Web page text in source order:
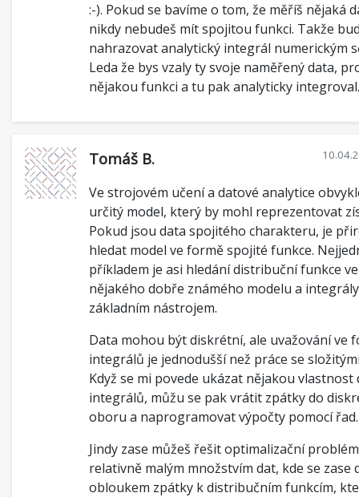
:-). Pokud se bavíme o tom, že měříš nějaká
nikdy nebudeš mít spojitou funkci. Takže
nahrazovat analytický integrál numerickým
Leda že bys vzaly ty svoje naměřený data,
nějakou funkci a tu pak analyticky integroval.
Tomáš B.
Ve strojovém učení a datové analytice
určitý model, který by mohl reprezentovat
Pokud jsou data spojitého charakteru, je
hledat model ve formě spojité funkce.
příkladem je asi hledání distribuční funkce
nějakého dobře známého modelu a
základním nástrojem.
Data mohou být diskrétní, ale uvažování ve
integrálů je jednodušší než práce se
Když se mi povede ukázat nějakou vlastnost
integrálů, můžu se pak vrátit zpátky do
oboru a naprogramovat výpočty pomocí řad.
Jindy zase můžeš řešit optimalizační
relativně malým množstvím dat, kde se zase
obloukem zpátky k distribučním funkcím,